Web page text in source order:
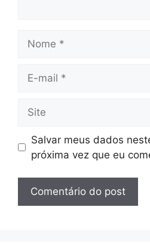
mail
Salvar meus dados
próxima vez que eu